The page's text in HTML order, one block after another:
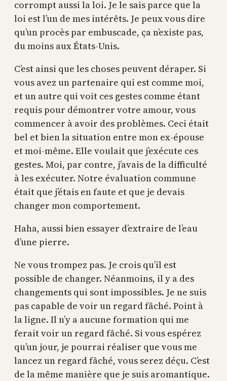
corrompt aussi la loi. Je le sais parce que la
loi est l’un de mes intérêts. Je peux vous dire
qu’un procès par embuscade, ça n’existe pas,
du moins aux États-Unis.
C’est ainsi que les choses peuvent déraper. Si
vous avez un partenaire qui est comme moi,
et un autre qui voit ces gestes comme étant
requis pour démontrer votre amour, vous
commencer à avoir des problèmes. Ceci était
bel et bien la situation entre mon ex-épouse
et moi-même. Elle voulait que j’exécute ces
gestes. Moi, par contre, j’avais de la difficulté
à les exécuter. Notre évaluation commune
était que j’étais en faute et que je devais
changer mon comportement.
Haha, aussi bien essayer d’extraire de l’eau
d’une pierre.
Ne vous trompez pas. Je crois qu’il est
possible de changer. Néanmoins, il y a des
changements qui sont impossibles. Je ne suis
pas capable de voir un regard fâché. Point à
la ligne. Il n’y a aucune formation qui me
ferait voir un regard fâché. Si vous espérez
qu’un jour, je pourrai réaliser que vous me
lancez un regard fâché, vous serez déçu. C’est
de la même manière que je suis aromantique.